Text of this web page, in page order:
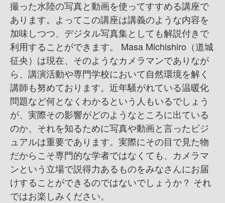
撮った水陸の写真と動画を使ってすすめる講座で
あります。よってこの講座は講義のような内容を
加味しつつ、デジタル写真集としても解説付きで
利用することができます。 Masa Michishiro（道城
征央）は現在、そのようなカメラマンでありなが
ら、講演活動や専門学校において自然環境を解く
講師も努めております。近年騒がれている温暖化
問題など何となくわかるという人もいるでしょう
が、実際その影響がどのようなところに出ている
のか、それを知るために写真や動画と言ったビジ
ュアルは重要であります。実際にその目で見た物
だからこそ専門的な学者ではなくても、カメラマ
ンという立場で説得力あるものをみなさんにお届
けすることができるのではないでしょうか？ それ
ではお楽しみください。